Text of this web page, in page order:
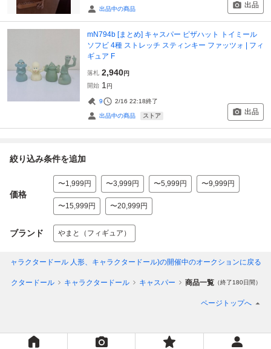
出品中の商品 出品
mN794b [まとめ] キャスパー ピザハット トイミール
ソフビ 4種 ストレッチ スティンキー ファッツォ | フィ
ギュア F
落札 2,940円
開始 1 円
9 2/16 22:18終了
出品中の商品 ストア 出品
絞り込み条件を追加
価格
〜1,999円 〜3,999円 〜5,999円 〜9,999円
〜15,999円 〜20,999円
ブランド やまと（フィギュア）
キャラクタードール 人形、キャラクタードール)の開催中のオークションに戻る
ラクタードール キャラクタードール キャスパー 商品一覧 （終了180日間）
ページトップへ